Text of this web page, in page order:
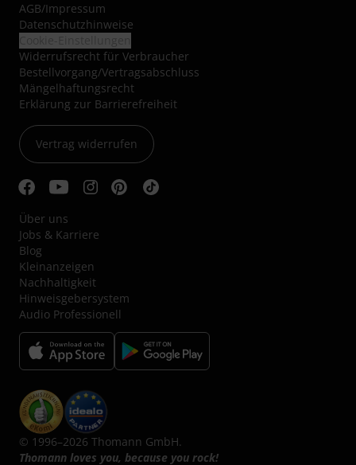
AGB/Impressum
Datenschutzhinweise
Widerrufsrecht für Verbraucher
Bestellvorgang/Vertragsabschluss
Mängelhaftungsrecht
Erklärung zur Barrierefreiheit
Vertrag widerrufen
Über uns
Jobs & Karriere
Blog
Kleinanzeigen
Nachhaltigkeit
Hinweisgebersystem
Audio Professionell
© 1996–2026 Thomann GmbH.
Thomann loves you, because you rock!